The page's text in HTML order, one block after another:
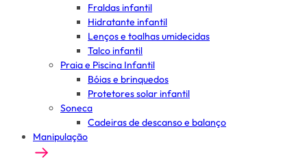
Fraldas infantil
Hidratante infantil
Lenços e toalhas umidecidas
Talco infantil
Praia e Piscina Infantil
Bóias e brinquedos
Protetores solar infantil
Soneca
Cadeiras de descanso e balanço
Manipulação